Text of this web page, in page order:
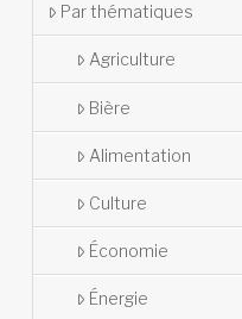
Par thématiques
Agriculture
Bière
Alimentation
Culture
Économie
Énergie